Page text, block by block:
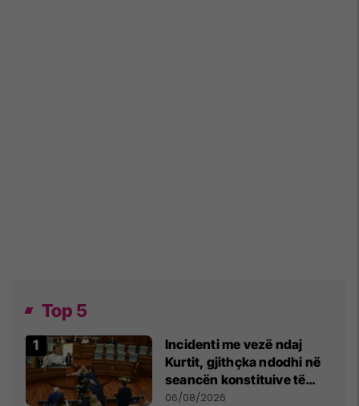
Top 5
Incidenti me vezë ndaj
Kurtit, gjithçka ndodhi në
seancën konstituive të
Kuvendit
06/08/2026